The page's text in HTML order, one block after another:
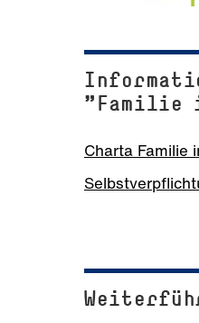
"Familie
Charta Familie